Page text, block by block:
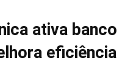
ativa banco
eficiência